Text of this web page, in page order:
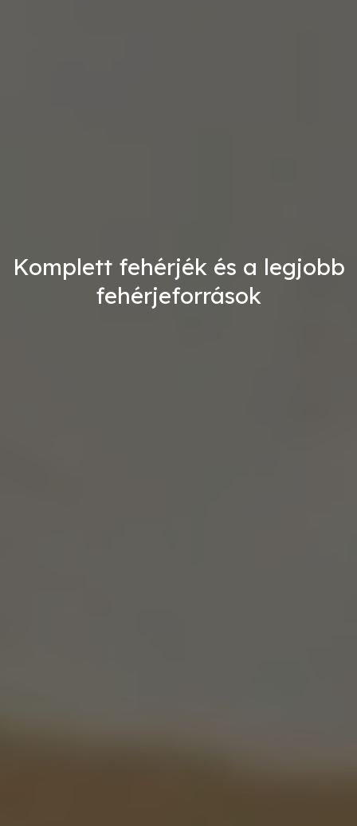
Komplett fehérjék és a legjobb
fehérjeforrások